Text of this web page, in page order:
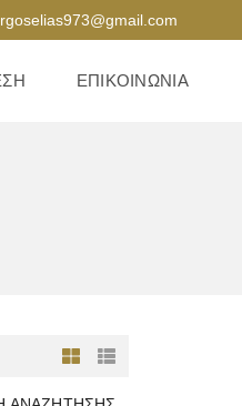
ΕΠΙΚΟΙΝΩΝΊΑ